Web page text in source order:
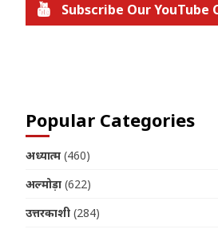
Subscribe Our YouTube
Popular Categories
अध्यात्म (460)
अल्मोड़ा (622)
उत्तरकाशी (284)